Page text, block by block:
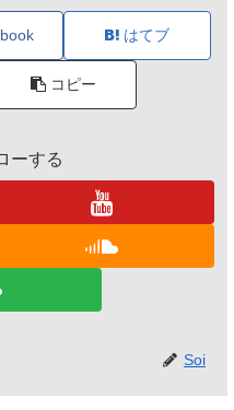
はてブ
コピー
ーする
Soi